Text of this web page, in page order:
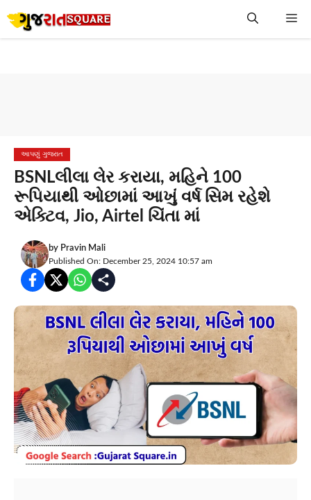
to
આપણું ગુજરાત
BSNLલીલા લેર કરાયા, મહિને 100
રૂપિયાથી ઓછામાં આખું વર્ષ સિમ રહેશે
એક્ટિવ, Jio, Airtel ચિંતા માં
by Pravin Mali
Published On: December 25, 2024 10:57 am